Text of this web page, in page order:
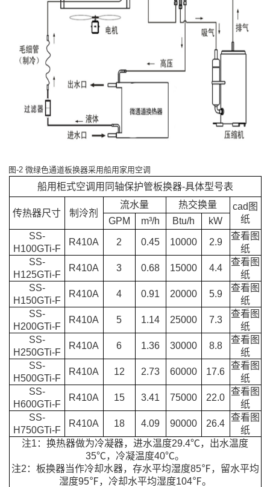
图-2 微绿色通道板换器采用船用家用空调
船用柜式空调用同轴保护管板换器-具体型号表
传热器尺寸 制泠剂
流水量 热交换量
cad图
纸
GPM m³/h Btu/h
kW
SS-
H100GTi-F
R410A 2 0.45 10000 2.9
查看图
纸
SS-
H125GTi-F
R410A 3 0.68 15000 4.4
查看图
纸
SS-
H150GTi-F
R410A 4 0.91 20000 5.9
查看图
纸
SS-
H200GTi-F
R410A 5 1.14 25000 7.3
查看图
纸
SS-
H250GTi-F
R410A 6 1.36 30000 8.8
查看图
纸
SS-
H500GTi-F
R410A 12 2.73 60000 17.6
查看图
纸
SS-
H600GTi-F
R410A 15 3.41 75000 22.0
查看图
纸
SS-
H750GTi-F
R410A 18 4.09 90000 26.4
查看图
纸
注1：换热器做为冷凝器，进水温度29.4℃，出水温度
35℃，冷凝温度40℃。
注2：板换器当作冷却水器，存水平均湿度85℉，留水平均
湿度95℉，冷却水平均湿度104℉。